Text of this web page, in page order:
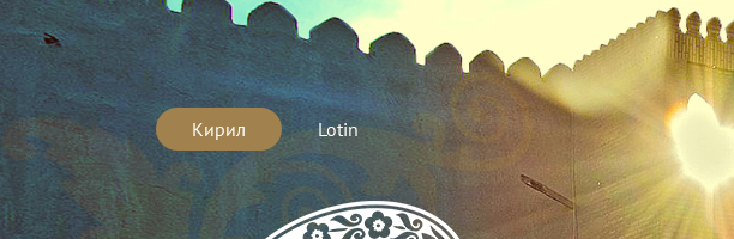
Кирил Lotin